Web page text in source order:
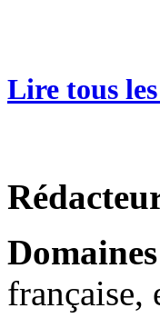
Lire tous
française,